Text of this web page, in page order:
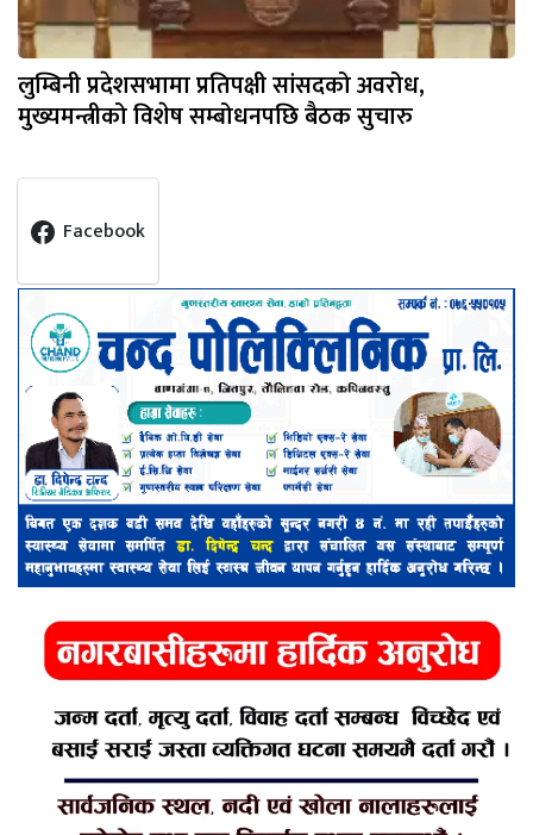
लुम्बिनी प्रदेशसभामा प्रतिपक्षी सांसदको अवरोध,
मुख्यमन्त्रीको विशेष सम्बोधनपछि बैठक सुचारु
Facebook